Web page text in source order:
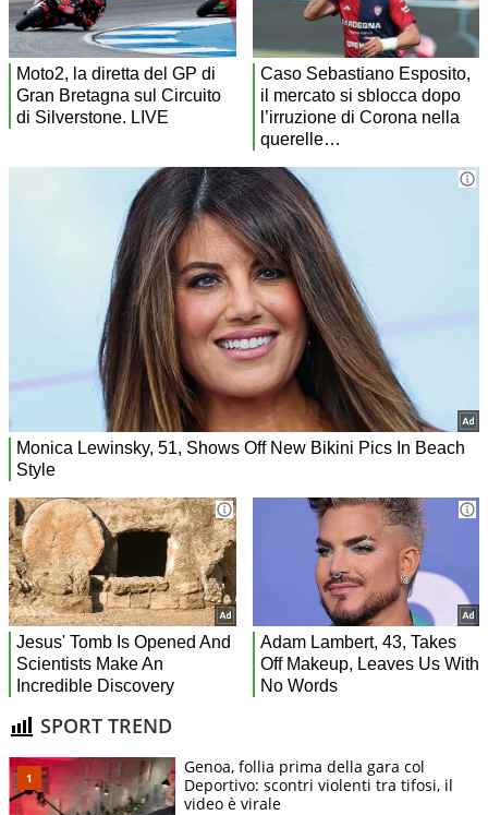
SPORT TREND
Genoa, follia prima della gara col
Deportivo: scontri violenti tra tifosi, il
video è virale